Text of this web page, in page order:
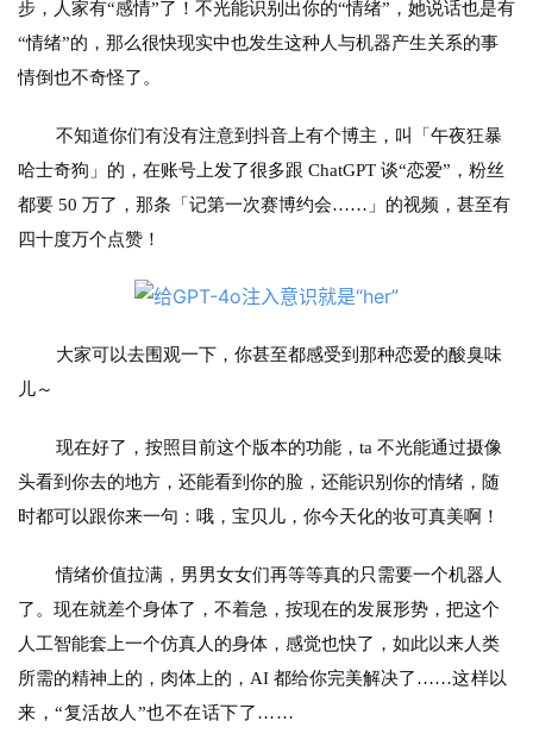
A
I
日
源
行
业
/
步，人家有“感情”了！不光能识别出你的“情绪”，她说话也是有
“情绪”的，那么很快现实中也发生这种人与机器产生关系的事
情倒也不奇怪了。
不知道你们有没有注意到抖音上有个博主，叫「午夜狂暴
哈士奇狗」的，在账号上发了很多跟 ChatGPT 谈“恋爱”，粉丝
都要 50 万了，那条「记第一次赛博约会……」的视频，甚至有
四十度万个点赞！
大家可以去围观一下，你甚至都感受到那种恋爱的酸臭味
儿～
现在好了，按照目前这个版本的功能，ta 不光能通过摄像
头看到你去的地方，还能看到你的脸，还能识别你的情绪，随
时都可以跟你来一句：哦，宝贝儿，你今天化的妆可真美啊！
情绪价值拉满，男男女女们再等等真的只需要一个机器人
了。现在就差个身体了，不着急，按现在的发展形势，把这个
人工智能套上一个仿真人的身体，感觉也快了，如此以来人类
所需的精神上的，肉体上的，AI 都给你完美解决了……这样以
来，“复活故人”也不在话下了……